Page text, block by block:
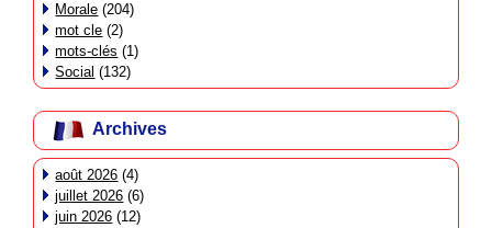
Morale (204)
mot cle (2)
mots-clés (1)
Social (132)
Archives
août 2026 (4)
juillet 2026 (6)
juin 2026 (12)